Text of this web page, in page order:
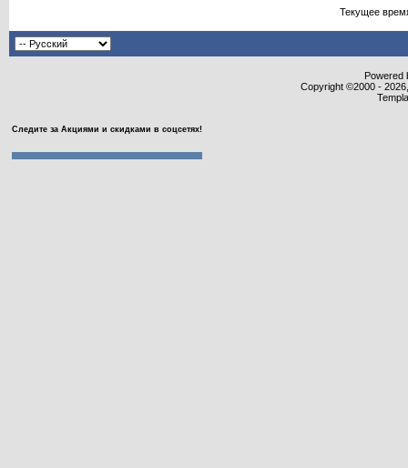
Текущее
Powered
Copyright ©2000 -
Следите за Акциями и скидками в соцсетях!